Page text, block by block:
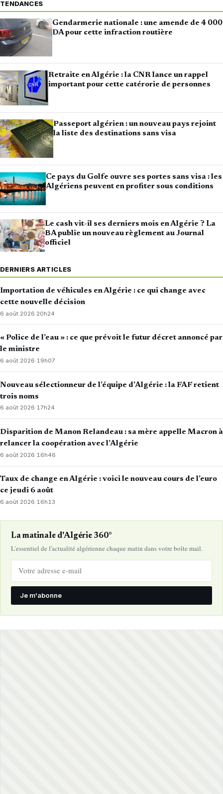
TENDANCES
Gendarmerie nationale : une amende de 4 000
DA pour cette infraction routière
Retraite en Algérie : la CNR lance un rappel
important pour cette catérorie de personnes
Passeport algérien : un nouveau pays rejoint
la liste des destinations sans visa
Ce pays du Golfe ouvre ses portes sans visa : les
Algériens peuvent en profiter sous conditions
Le cash vit-il ses derniers mois en Algérie ? La
BA publie un nouveau règlement au Journal
officiel
DERNIERS ARTICLES
Importation de véhicules en Algérie : ce qui change avec
cette nouvelle décision
6 août 2026·20h24
« Police de l’eau » : ce que prévoit le futur décret annoncé par
le ministre
6 août 2026·19h07
Nouveau sélectionneur de l’équipe d’Algérie : la FAF retient
trois noms
6 août 2026·17h24
Disparition de Manon Relandeau : sa mère appelle Macron à
relancer la coopération avec l’Algérie
6 août 2026·16h46
Taux de change en Algérie : voici le nouveau cours de l’euro
ce jeudi 6 août
6 août 2026·16h13
La matinale d'Algérie 360°
L'essentiel de l'actualité algérienne chaque matin dans votre boîte mail.
Je m'abonne